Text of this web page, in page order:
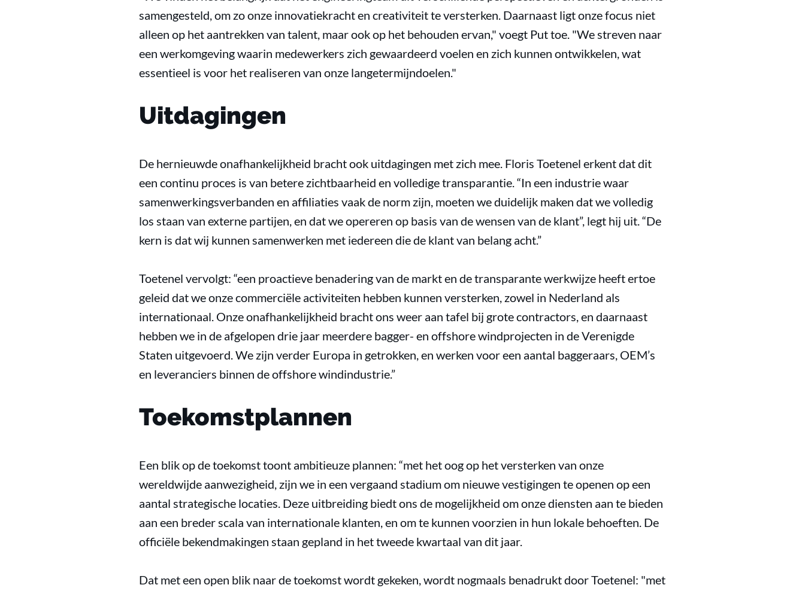
samengesteld, om zo onze innovatiekracht en creativiteit te versterken. Daarnaast ligt onze focus niet
alleen op het aantrekken van talent, maar ook op het behouden ervan," voegt Put toe. "We streven naar
een werkomgeving waarin medewerkers zich gewaardeerd voelen en zich kunnen ontwikkelen, wat
essentieel is voor het realiseren van onze langetermijndoelen."
Uitdagingen
De hernieuwde onafhankelijkheid bracht ook uitdagingen met zich mee. Floris Toetenel erkent dat dit
een continu proces is van betere zichtbaarheid en volledige transparantie. “In een industrie waar
samenwerkingsverbanden en affiliaties vaak de norm zijn, moeten we duidelijk maken dat we volledig
los staan van externe partijen, en dat we opereren op basis van de wensen van de klant”, legt hij uit. “De
kern is dat wij kunnen samenwerken met iedereen die de klant van belang acht.”
Toetenel vervolgt: “een proactieve benadering van de markt en de transparante werkwijze heeft ertoe
geleid dat we onze commerciële activiteiten hebben kunnen versterken, zowel in Nederland als
internationaal. Onze onafhankelijkheid bracht ons weer aan tafel bij grote contractors, en daarnaast
hebben we in de afgelopen drie jaar meerdere bagger- en offshore windprojecten in de Verenigde
Staten uitgevoerd. We zijn verder Europa in getrokken, en werken voor een aantal baggeraars, OEM’s
en leveranciers binnen de offshore windindustrie.”
Toekomstplannen
Een blik op de toekomst toont ambitieuze plannen: “met het oog op het versterken van onze
wereldwijde aanwezigheid, zijn we in een vergaand stadium om nieuwe vestigingen te openen op een
aantal strategische locaties. Deze uitbreiding biedt ons de mogelijkheid om onze diensten aan te bieden
aan een breder scala van internationale klanten, en om te kunnen voorzien in hun lokale behoeften. De
officiële bekendmakingen staan gepland in het tweede kwartaal van dit jaar.
Dat met een open blik naar de toekomst wordt gekeken, wordt nogmaals benadrukt door Toetenel: "met